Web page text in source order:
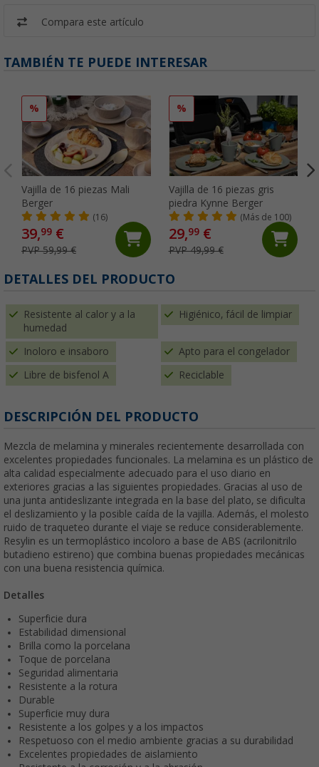
Compara este artículo
TAMBIÉN TE PUEDE INTERESAR
%
Vajilla de 16 piezas Mali
Berger
(16)
39,99 €
PVP 59,99 €
%
Vajilla de 16 piezas gris
piedra Kynne Berger
(Más de 100)
29,99€
PVP 49,99 €
DETALLES DEL PRODUCTO
Resistente al calor y a la
humedad
Higiénico, fácil de limpiar
Inoloro e insaboro Apto para el congelador
Libre de bisfenol A Reciclable
DESCRIPCIÓN DEL PRODUCTO
Mezcla de melamina y minerales recientemente desarrollada con
excelentes propiedades funcionales. La melamina es un plástico de
alta calidad especialmente adecuado para el uso diario en
exteriores gracias a las siguientes propiedades. Gracias al uso de
una junta antideslizante integrada en la base del plato, se dificulta
el deslizamiento y la posible caída de la vajilla. Además, el molesto
ruido de traqueteo durante el viaje se reduce considerablemente.
Resylin es un termoplástico incoloro a base de ABS (acrilonitrilo
butadieno estireno) que combina buenas propiedades mecánicas
con una buena resistencia química.
Detalles
Superficie dura
Estabilidad dimensional
Brilla como la porcelana
Toque de porcelana
Seguridad alimentaria
Resistente a la rotura
Durable
Superficie muy dura
Resistente a los golpes y a los impactos
Respetuoso con el medio ambiente gracias a su durabilidad
Excelentes propiedades de aislamiento